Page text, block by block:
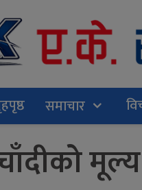
समाचार